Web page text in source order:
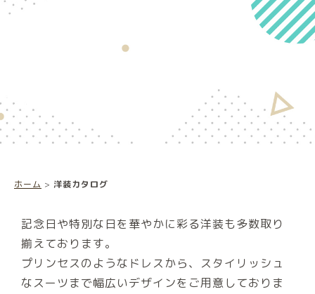
ホーム > 洋装カタログ
記念日や特別な日を華やかに彩る洋装も多数取り
揃えております。
プリンセスのようなドレスから、スタイリッシュ
なスーツまで幅広いデザインをご用意しておりま